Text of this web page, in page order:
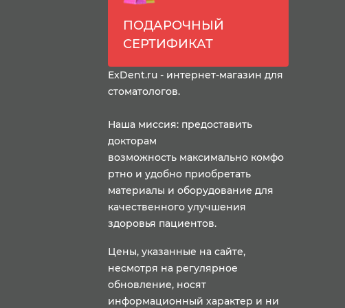
ПОДАРОЧНЫЙ
СЕРТИФИКАТ
ExDent.ru - интернет-магазин для
стоматологов.
Наша миссия: предоставить
докторам
возможность максимально комфо
ртно и удобно приобретать
материалы и оборудование для
качественного улучшения
здоровья пациентов.
Цены, указанные на сайте,
несмотря на регулярное
обновление, носят
информационный характер и ни